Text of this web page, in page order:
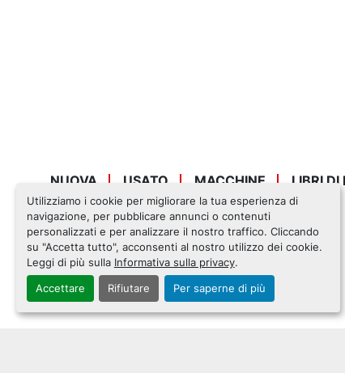
Utilizziamo i cookie per migliorare la tua esperienza di
navigazione, per pubblicare annunci o contenuti
personalizzati e per analizzare il nostro traffico. Cliccando
su "Accetta tutto", acconsenti al nostro utilizzo dei cookie.
Leggi di più sulla Informativa sulla privacy.
Accettare Rifiutare Per saperne di più
NUOVA USATO MACCHINE LIBRI DI